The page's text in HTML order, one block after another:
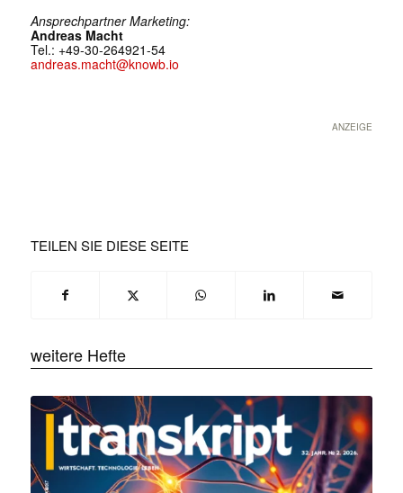
Ansprechpartner Marketing:
Andreas Macht
Tel.: +49-30-264921-54
andreas.macht@knowb.io
ANZEIGE
TEILEN SIE DIESE SEITE
weitere Hefte